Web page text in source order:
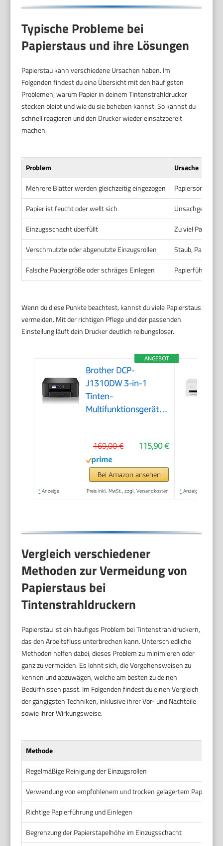
Typische Probleme bei
Papierstaus und ihre Lösungen
Papierstau kann verschiedene Ursachen haben. Im
Folgenden findest du eine Übersicht mit den häufigsten
Problemen, warum Papier in deinem Tintenstrahldrucker
stecken bleibt und wie du sie beheben kannst. So kannst du
schnell reagieren und den Drucker wieder einsatzbereit
machen.
Problem
Ursache
Mehrere Blätter werden gleichzeitig eingezogen
Papiersorten
Papier ist feucht oder wellt sich
Einzugsschacht überfüllt
Zu viel Papier
Verschmutzte oder abgenutzte Einzugsrollen
Staub,
Falsche Papiergröße oder schräges Einlegen
Wenn du diese Punkte beachtest, kannst du viele Papierstaus
vermeiden. Mit der richtigen Pflege und der passenden
Einstellung läuft dein Drucker deutlich reibungsloser.
ANGEBOT
Brother DCP-
J1310DW 3-in-1
Tinten-
Multifunktionsgerät
115,90 €
169,00 €
Bei Amazon ansehen
* Anzeige Preis inkl. MwSt., zzgl. Versandkosten * Anzeige
Vergleich verschiedener
Methoden zur Vermeidung von
Papierstaus bei
Tintenstrahldruckern
Papierstau ist ein häufiges Problem bei Tintenstrahldruckern,
das den Arbeitsfluss unterbrechen kann. Unterschiedliche
Methoden helfen dabei, dieses Problem zu minimieren oder
ganz zu vermeiden. Es lohnt sich, die Vorgehensweisen zu
kennen und abzuwägen, welche am besten zu deinen
Bedürfnissen passt. Im Folgenden findest du einen Vergleich
der gängigsten Techniken, inklusive ihrer Vor- und Nachteile
sowie ihrer Wirkungsweise.
Methode
Regelmäßige Reinigung der Einzugsrollen
Verwendung von empfohlenem und trocken gelagertem Papier
Richtige Papierführung und Einlegen
Begrenzung der Papierstapelhöhe im Einzugsschacht